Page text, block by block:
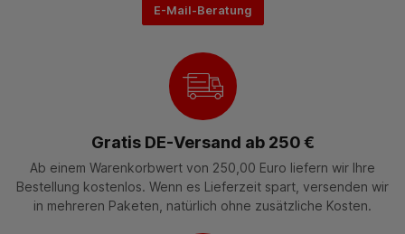
E-Mail-Beratung
Gratis DE-Versand ab 250 €
Ab einem Warenkorbwert von 250,00 Euro liefern wir Ihre
Bestellung kostenlos. Wenn es Lieferzeit spart, versenden wir
in mehreren Paketen, natürlich ohne zusätzliche Kosten.